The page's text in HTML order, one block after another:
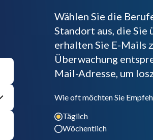
Wählen Sie die
Standort aus, die Sie
erhalten Sie E-Mails
Überwachung
Mail-Adresse, um
Wie oft möchten Sie
Täglich
Wöchentlich